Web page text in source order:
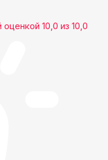
оценкой 10,0 из 10,0